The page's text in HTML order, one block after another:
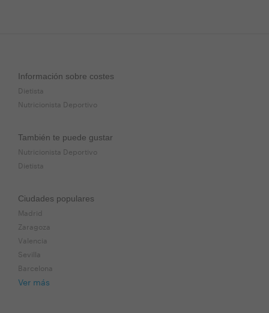
Información sobre costes
Dietista
Nutricionista Deportivo
También te puede gustar
Nutricionista Deportivo
Dietista
Ciudades populares
Madrid
Zaragoza
Valencia
Sevilla
Barcelona
Ver más